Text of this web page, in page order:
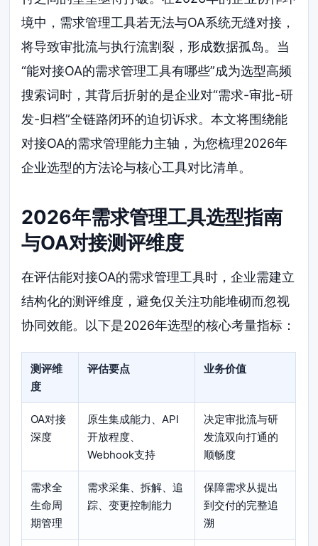
境中，需求管理工具若无法与OA系统无缝对接，
将导致审批流与执行流割裂，形成数据孤岛。当
“能对接OA的需求管理工具有哪些”成为选型高频
搜索词时，其背后折射的是企业对“需求-审批-研
发-归档”全链路闭环的迫切诉求。本文将围绕能
对接OA的需求管理能力主轴，为您梳理2026年
企业选型的方法论与核心工具对比清单。
2026年需求管理工具选型指南
与OA对接测评维度
在评估能对接OA的需求管理工具时，企业需建立
结构化的测评维度，避免仅关注功能堆砌而忽视
协同效能。以下是2026年选型的核心考量指标：
测评维
度
评估要点 业务价值
OA对接
深度
原生集成能力、API
开放程度、
Webhook支持
决定审批流与研
发流双向打通的
顺畅度
需求全
生命周
期管理
需求采集、拆解、追
踪、变更控制能力
保障需求从提出
到交付的完整追
溯